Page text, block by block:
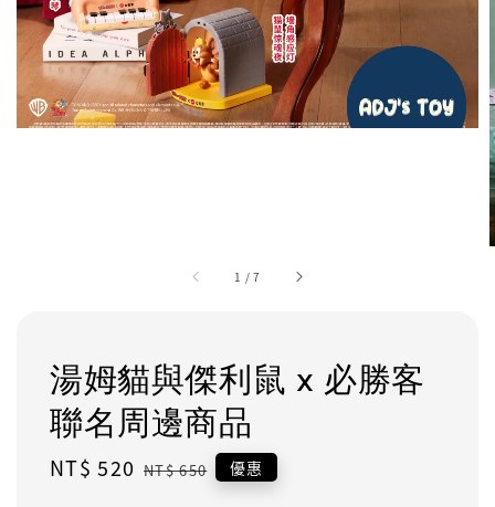
1 /7
湯姆貓與傑利鼠 x 必勝客
聯名周邊商品
Sale
NT$ 520 Regular
NT$ 650 優惠